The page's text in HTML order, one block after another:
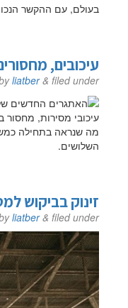
בעולם, עם ההקשר
עיכובים,
liatber & filed under
עיכובי מסירות,
מה שנראה בתחילה
השלושים.
זינוק בביקוש
liatber & filed under